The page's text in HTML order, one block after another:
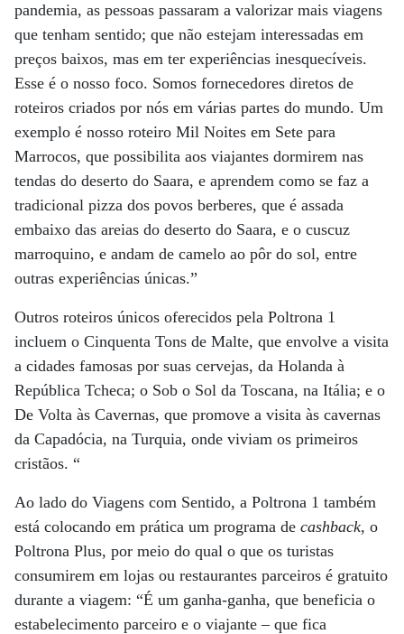
pandemia, as pessoas passaram a valorizar mais viagens
que tenham sentido; que não estejam interessadas em
preços baixos, mas em ter experiências inesquecíveis.
Esse é o nosso foco. Somos fornecedores diretos de
roteiros criados por nós em várias partes do mundo. Um
exemplo é nosso roteiro Mil Noites em Sete para
Marrocos, que possibilita aos viajantes dormirem nas
tendas do deserto do Saara, e aprendem como se faz a
tradicional pizza dos povos berberes, que é assada
embaixo das areias do deserto do Saara, e o cuscuz
marroquino, e andam de camelo ao pôr do sol, entre
outras experiências únicas.”
Outros roteiros únicos oferecidos pela Poltrona 1
incluem o Cinquenta Tons de Malte, que envolve a visita
a cidades famosas por suas cervejas, da Holanda à
República Tcheca; o Sob o Sol da Toscana, na Itália; e o
De Volta às Cavernas, que promove a visita às cavernas
da Capadócia, na Turquia, onde viviam os primeiros
cristãos. “
Ao lado do Viagens com Sentido, a Poltrona 1 também
está colocando em prática um programa de cashback, o
Poltrona Plus, por meio do qual o que os turistas
consumirem em lojas ou restaurantes parceiros é gratuito
durante a viagem: “É um ganha-ganha, que beneficia o
estabelecimento parceiro e o viajante – que fica